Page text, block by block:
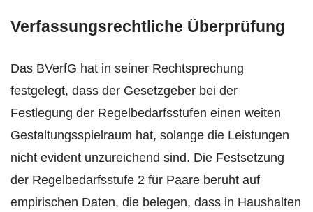
Verfassungsrechtliche Überprüfung
Das BVerfG hat in seiner Rechtsprechung
festgelegt, dass der Gesetzgeber bei der
Festlegung der Regelbedarfsstufen einen weiten
Gestaltungsspielraum hat, solange die Leistungen
nicht evident unzureichend sind. Die Festsetzung
der Regelbedarfsstufe 2 für Paare beruht auf
empirischen Daten, die belegen, dass in Haushalten